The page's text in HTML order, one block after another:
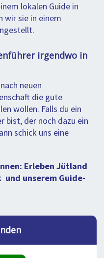
lokalen Guide in
wir sie in einem
irgendwo in
neuen
die gute
wollen. Falls du ein
bist, der noch dazu ein
schick uns eine
Erleben Jütland
und unserem Guide-